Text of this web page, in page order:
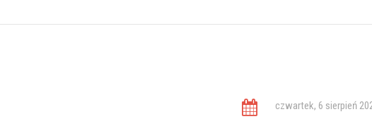
czwartek, 6 sierpień